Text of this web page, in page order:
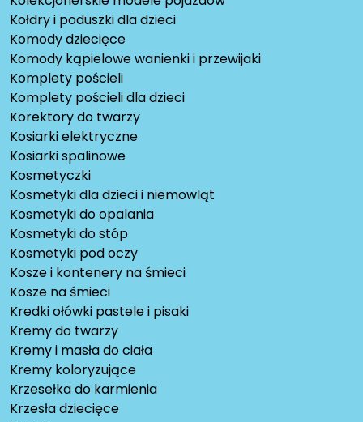
Kołdry i poduszki dla dzieci
Komody dziecięce
Komody kąpielowe wanienki i przewijaki
Komplety pościeli
Komplety pościeli dla dzieci
Korektory do twarzy
Kosiarki elektryczne
Kosiarki spalinowe
Kosmetyczki
Kosmetyki dla dzieci i niemowląt
Kosmetyki do opalania
Kosmetyki do stóp
Kosmetyki pod oczy
Kosze i kontenery na śmieci
Kosze na śmieci
Kredki ołówki pastele i pisaki
Kremy do twarzy
Kremy i masła do ciała
Kremy koloryzujące
Krzesełka do karmienia
Krzesła dziecięce